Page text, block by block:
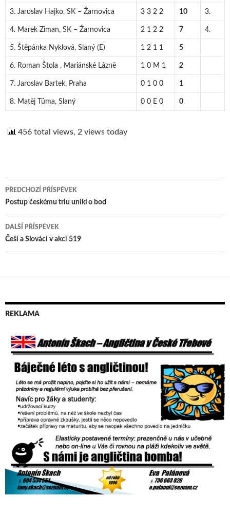
3. Jaroslav Hajko, SK – Žarnovica 3 3 2 2 10 3.
4. Marek Ziman, SK – Žarnovica 2 1 2 2 7 4.
5. Štěpánka Nyklová, Slaný (E) 1 2 1 1 5
6. Roman Štola , Mariánské Lázně 1 0 M 1 2
7. Jaroslav Bartek, Praha 0 1 0 0 1
8. Matěj Tůma, Slaný 0 0 E 0 0
456 total views, 2 views today
Navigace
pro
příspěvek
PŘEDCHOZÍ PŘÍSPĚVEK
Postup českému triu unikl o bod
DALŠÍ PŘÍSPĚVEK
Češi a Slováci v akci 519
REKLAMA